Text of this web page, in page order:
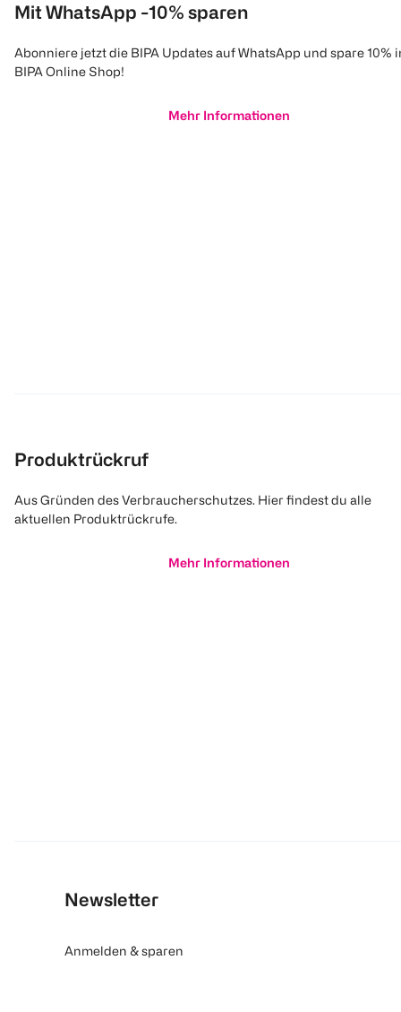
Mit WhatsApp -10% sparen
Abonniere jetzt die BIPA Updates auf WhatsApp und spare 10%
BIPA Online Shop!
Mehr Informationen
Produktrückruf
Aus Gründen des Verbraucherschutzes. Hier findest du alle
aktuellen Produktrückrufe.
Mehr Informationen
Newsletter
Anmelden & sparen